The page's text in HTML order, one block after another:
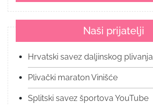
Naši prijatelji
Hrvatski savez daljinskog plivanja
Plivački maraton Vinišće
Splitski savez športova YouTube